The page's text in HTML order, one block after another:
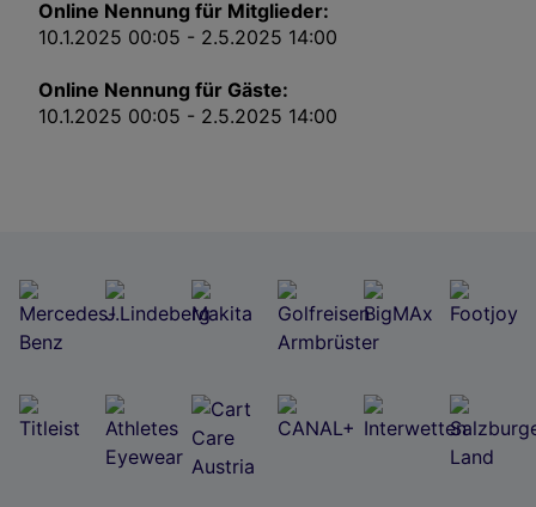
Online Nennung für Mitglieder:
10.1.2025 00:05 - 2.5.2025 14:00
Online Nennung für Gäste:
10.1.2025 00:05 - 2.5.2025 14:00
Folgendes bereitzustellen:
Verwendung genauer Standortdaten. Endgeräteeigenschaften zur Identifikation